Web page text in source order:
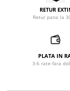
Microfoane Ribbon
Microfoane stereo
Microfoane
Stative de microfon
Studio si
RETUR
Retur pana la
PLATA IN
3-6 rate fara